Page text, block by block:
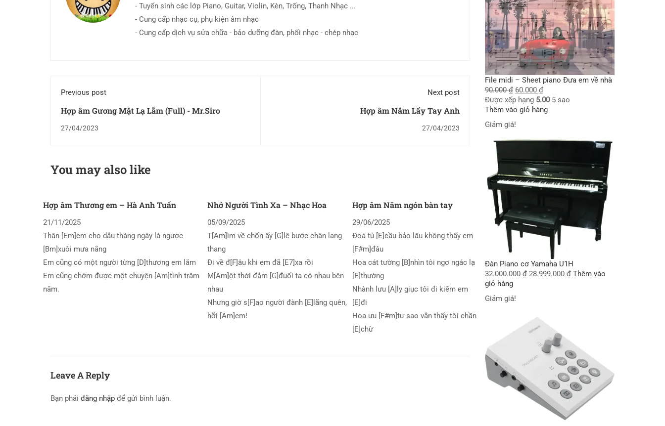
- Tuyển sinh các lớp Piano, Guitar, Violin, Kèn, Trống, Thanh Nhạc ...
- Cung cấp nhạc cụ, phụ kiện âm nhạc
- Cung cấp dịch vụ sửa chữa - bảo dưỡng đàn, phối nhạc - chép nhạc
Previous post
Hợp âm Gương Mặt Lạ Lẫm (Full) - Mr.Siro
27/04/2023
Next post
Hợp âm Nắm Lấy Tay Anh
27/04/2023
You may also like
Hợp âm Thương em – Hà Anh Tuấn
21/11/2025
Thân [Em]em cho dẫu tháng ngày là ngược
[Bm]xuôi mưa nắng
Em cũng có một người từng [D]thương em lắm
Em cũng chớm được một chuyện [Am]tình trăm
năm.
Nhớ Người Tình Xa – Nhạc Hoa
05/09/2025
T[Am]ìm về chốn ấy [G]lê bước chân lang
thang
Đi về đ[F]âu khi em đã [E7]xa rồi
M[Am]ột thời đắm [G]đuối ta có nhau bên
nhau
Nhưng giờ s[F]ao người đành [E]lãng quên,
hỡi [Am]em!
Hợp âm Năm ngón bàn tay
29/06/2025
Đoá tú [E]cầu bảo lâu không thấy em
[F#m]đâu
Hoa cát tường [B]nhìn tôi ngơ ngác lạ
[E]thường
Nhành lưu [A]ly giục tôi đi kiếm em
[E]đi
Hoa ưu [F#m]tư sao vẫn thấy tôi chần
[E]chừ
Leave A Reply
Bạn phải đăng nhập để gửi bình luận.
File midi – Sheet piano Đưa em về nhà
90.000₫ 60.000 ₫
Được xếp hạng 5.005 sao
Thêm vào giỏ hàng
Giảm giá!
Đàn Piano cơ Yamaha U1H
32.000.000₫ 28.999.000 ₫ Thêm vào
giỏ hàng
Giảm giá!